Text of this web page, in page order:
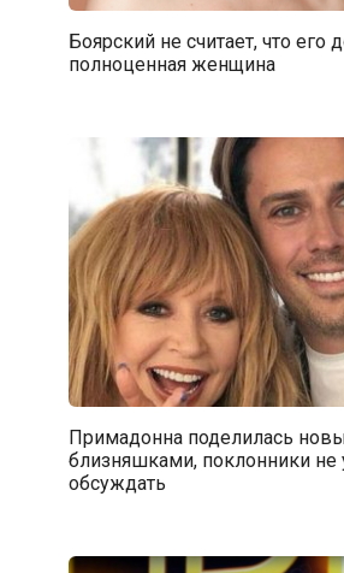
Боярский не считает, что его
полноценная женщина
Примадонна поделилась
близняшками, поклонники не
обсуждать